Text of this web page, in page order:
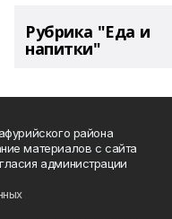
Рубрика "Еда и
напитки"
района
материалов с сайта
администрации